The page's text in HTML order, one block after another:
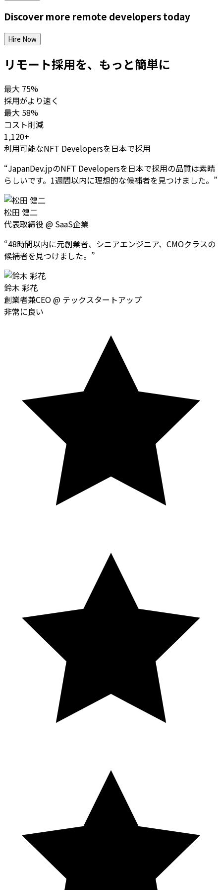
Discover more remote developerstoday
Hire Now
リモート採用を、もっと簡単に
最大 75%
採用がより速く
最大 58%
コスト削減
1,120+
利用可能なNFT Developersを日本で採用
“JapanDev.jpのNFT Developersを日本で採用の品質は素晴
らしいです。1週間以内に理想的な候補者を見つけました。 ”
松田 健二
代表取締役 @ SaaS企業
“48時間以内に元創業者、シニアエンジニア、CMOクラスの
候補者を見つけました。 ”
鈴木 彩花
創業者兼CEO@ テックスタートアップ
非常に良い